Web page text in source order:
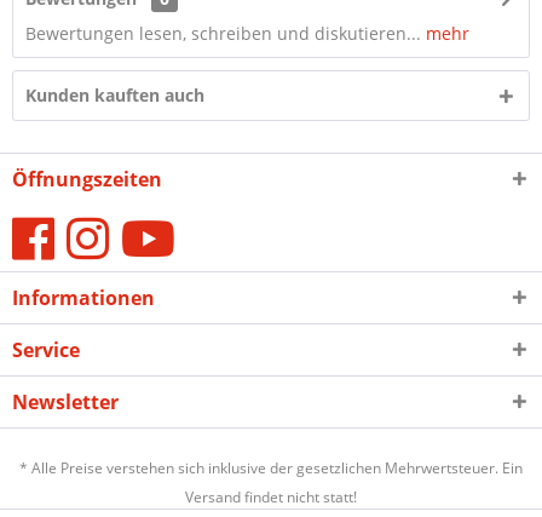
Bewertungen lesen, schreiben und diskutieren... mehr
Kunden kauften auch
Öffnungszeiten
Informationen
Service
Newsletter
* Alle Preise verstehen sich inklusive der gesetzlichen Mehrwertsteuer. Ein
Versand findet nicht statt!